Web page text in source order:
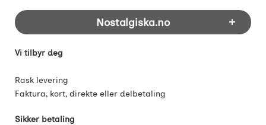
Footer-innhold Blandet informasjon og
Nostalgiska.no
Vi tilbyr deg
Rask levering
Faktura, kort, direkte eller delbetaling
Sikker betaling